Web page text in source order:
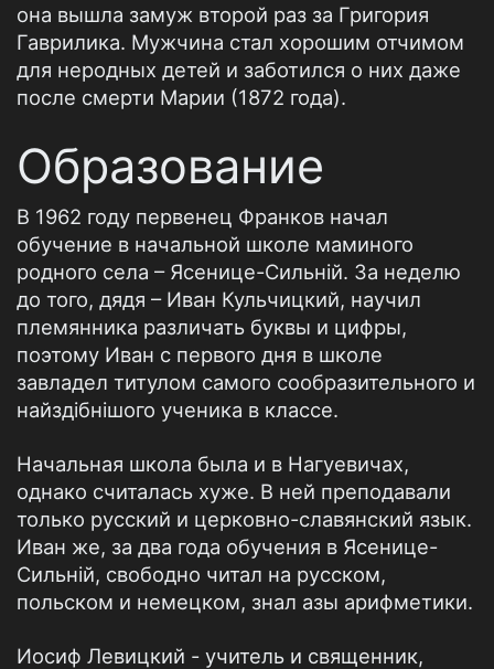
она вышла замуж второй раз за Григория
Гаврилика. Мужчина стал хорошим отчимом
для неродных детей и заботился о них даже
после смерти Марии (1872 года).
Образование
В 1962 году первенец Франков начал
обучение в начальной школе маминого
родного села – Ясенице-Сильній. За неделю
до того, дядя – Иван Кульчицкий, научил
племянника различать буквы и цифры,
поэтому Иван с первого дня в школе
завладел титулом самого сообразительного и
найздібнішого ученика в классе.
Начальная школа была и в Нагуевичах,
однако считалась хуже. В ней преподавали
только русский и церковно-славянский язык.
Иван же, за два года обучения в Ясенице-
Сильній, свободно читал на русском,
польском и немецком, знал азы арифметики.
Иосиф Левицкий - учитель и священник,